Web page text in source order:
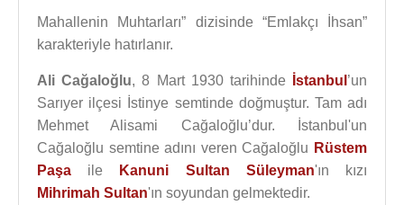
Mahallenin Muhtarları” dizisinde “Emlakçı İhsan”
karakteriyle hatırlanır.
Ali Cağaloğlu, 8 Mart 1930 tarihinde İstanbul ’un
Sarıyer ilçesi İstinye semtinde doğmuştur. Tam adı
Mehmet Alisami Cağaloğlu’dur. İstanbul'un
Cağaloğlu semtine adını veren Cağaloğlu Rüstem
Paşa ile Kanuni Sultan Süleyman'ın kızı
Mihrimah Sultan'ın soyundan gelmektedir.